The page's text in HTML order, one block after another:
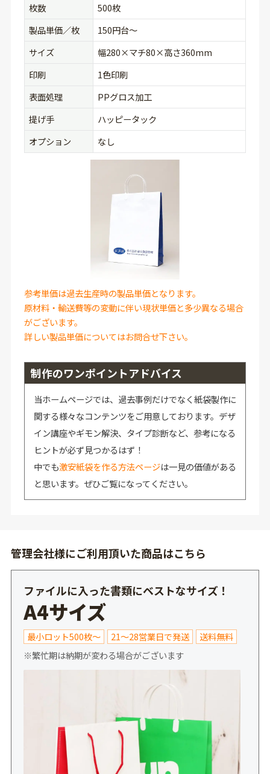
枚数
500枚
製品単価／枚
150円台〜
サイズ
幅280×マチ80×高さ360mm
印刷
1色印刷
表面処理
PPグロス加工
提げ手
ハッピータック
オプション
なし
参考単価は過去生産時の製品単価となります。
原材料・輸送費等の変動に伴い現状単価と多少異なる場合
がございます。
詳しい製品単価についてはお問合せ下さい。
制作のワンポイントアドバイス
当ホームページでは、過去事例だけでなく紙袋製作に
関する様々なコンテンツをご用意しております。デザ
イン講座やギモン解決、タイプ診断など、参考になる
ヒントが必ず見つかるはず！
中でも激安紙袋を作る方法ページは一見の価値がある
と思います。ぜひご覧になってください。
管理会社様にご利用頂いた商品はこちら
ファイルに入った書類にベストなサイズ！
A4サイズ
最小ロット500枚～ 21～28営業日で発送
送料無料
※繁忙期は納期が変わる場合がございます